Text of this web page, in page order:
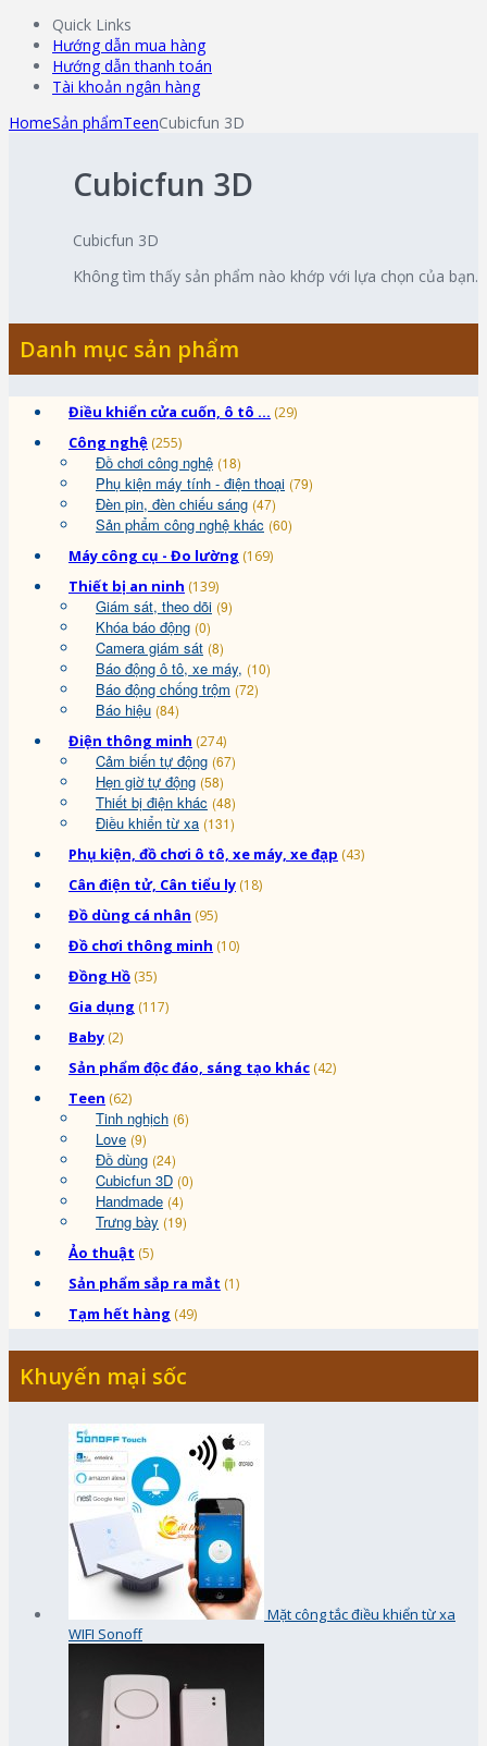
Quick Links
Hướng dẫn mua hàng
Hướng dẫn thanh toán
Tài khoản ngân hàng
HomeSản phẩmTeenCubicfun 3D
Cubicfun 3D
Cubicfun 3D
Không tìm thấy sản phẩm nào khớp với lựa chọn của bạn.
Danh mục sản phẩm
Điều khiển cửa cuốn, ô tô ... (29)
Công nghệ (255)
Đồ chơi công nghệ (18)
Phụ kiện máy tính - điện thoại (79)
Đèn pin, đèn chiếu sáng (47)
Sản phẩm công nghệ khác (60)
Máy công cụ - Đo lường (169)
Thiết bị an ninh (139)
Giám sát, theo dõi (9)
Khóa báo động (0)
Camera giám sát (8)
Báo động ô tô, xe máy, (10)
Báo động chống trộm (72)
Báo hiệu (84)
Điện thông minh (274)
Cảm biến tự động (67)
Hẹn giờ tự động (58)
Thiết bị điện khác (48)
Điều khiển từ xa (131)
Phụ kiện, đồ chơi ô tô, xe máy, xe đạp (43)
Cân điện tử, Cân tiểu ly (18)
Đồ dùng cá nhân (95)
Đồ chơi thông minh (10)
Đồng Hồ (35)
Gia dụng (117)
Baby (2)
Sản phẩm độc đáo, sáng tạo khác (42)
Teen (62)
Tinh nghịch (6)
Love (9)
Đồ dùng (24)
Cubicfun 3D (0)
Handmade (4)
Trưng bày (19)
Ảo thuật (5)
Sản phẩm sắp ra mắt (1)
Tạm hết hàng (49)
Khuyến mại sốc
Mặt công tắc điều khiển từ xa
WIFI Sonoff